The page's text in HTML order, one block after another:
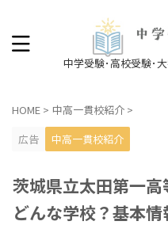
中学受験･高校受験･
HOME > 中高一貫校紹介 >
広告
中高一貫校紹介
茨城県立太田第一
どんな学校？基本